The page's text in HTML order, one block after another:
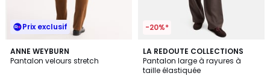
Prix exclusif
ANNE WEYBURN
Pantalon velours stretch
4,4
/ 5
4
Couleurs
-20%*
LA REDOUTE COLLECTIONS
Pantalon large à rayures à
taille élastiquée